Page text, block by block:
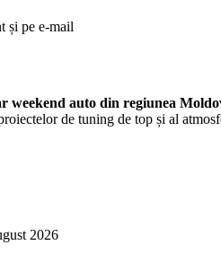
și pe e-mail
weekend auto din regiunea
de tuning de top și al
2026